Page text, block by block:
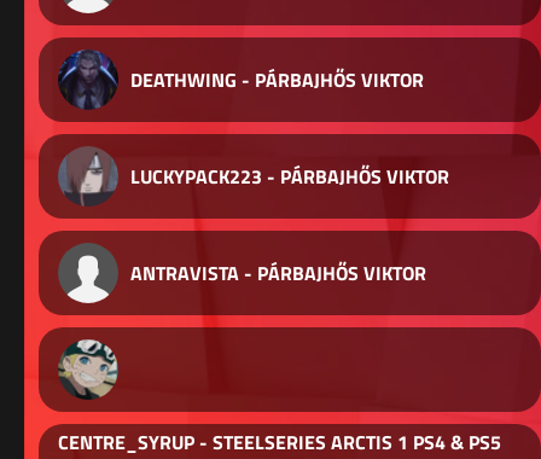
DEATHWING - PÁRBAJHŐS VIKTOR
LUCKYPACK223 - PÁRBAJHŐS VIKTOR
ANTRAVISTA - PÁRBAJHŐS VIKTOR
CENTRE_SYRUP - STEELSERIES ARCTIS 1 PS4 & PS5